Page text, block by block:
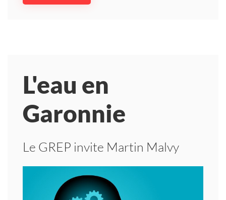
L'eau en
Garonnie
Le GREP invite Martin Malvy